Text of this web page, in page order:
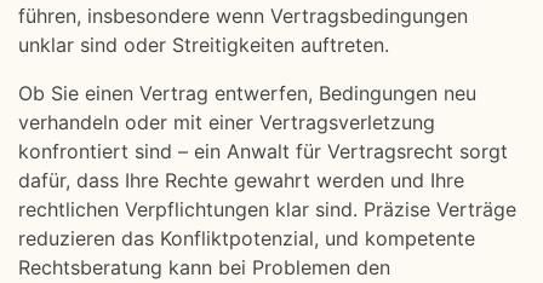
führen, insbesondere wenn Vertragsbedingungen
unklar sind oder Streitigkeiten auftreten.
Ob Sie einen Vertrag entwerfen, Bedingungen neu
verhandeln oder mit einer Vertragsverletzung
konfrontiert sind – ein Anwalt für Vertragsrecht sorgt
dafür, dass Ihre Rechte gewahrt werden und Ihre
rechtlichen Verpflichtungen klar sind. Präzise Verträge
reduzieren das Konfliktpotenzial, und kompetente
Rechtsberatung kann bei Problemen den